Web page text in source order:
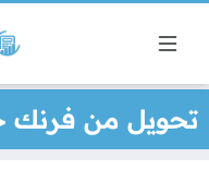
تحويل من فرنك